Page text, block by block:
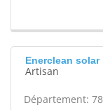
Enerclean
Artisan
Département: 78